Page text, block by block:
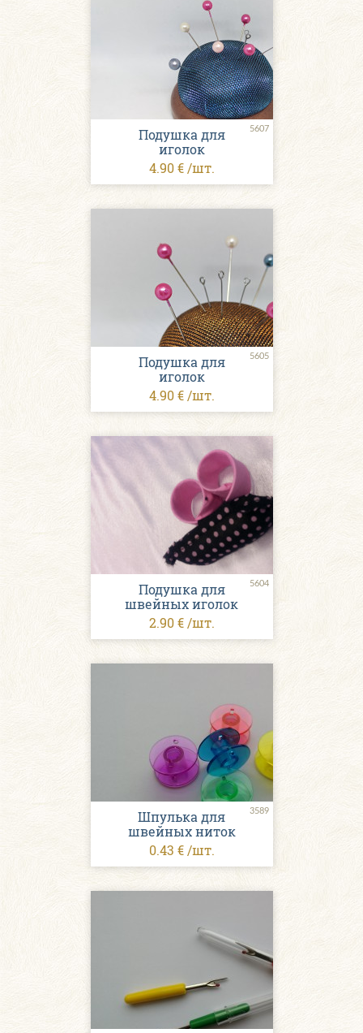
5607
Подушка для
иголок
4.90 € /шт.
5605
Подушка для
иголок
4.90 € /шт.
5604
Подушка для
швейных иголок
2.90 € /шт.
3589
Шпулька для
швейных ниток
0.43 € /шт.